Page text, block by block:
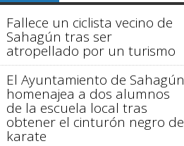
Fallece un ciclista vecino de
Sahagún tras ser
atropellado por un turismo
El Ayuntamiento de Sahagún
homenajea a dos alumnos
de la escuela local tras
obtener el cinturón negro de
karate